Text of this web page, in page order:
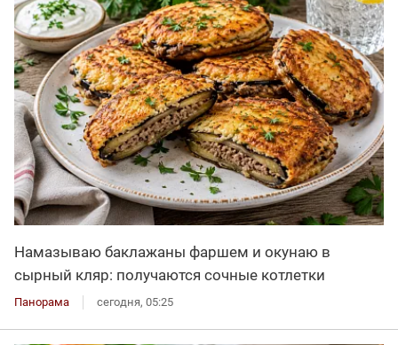
Намазываю баклажаны фаршем и окунаю в
сырный кляр: получаются сочные котлетки
Панорама сегодня, 05:25